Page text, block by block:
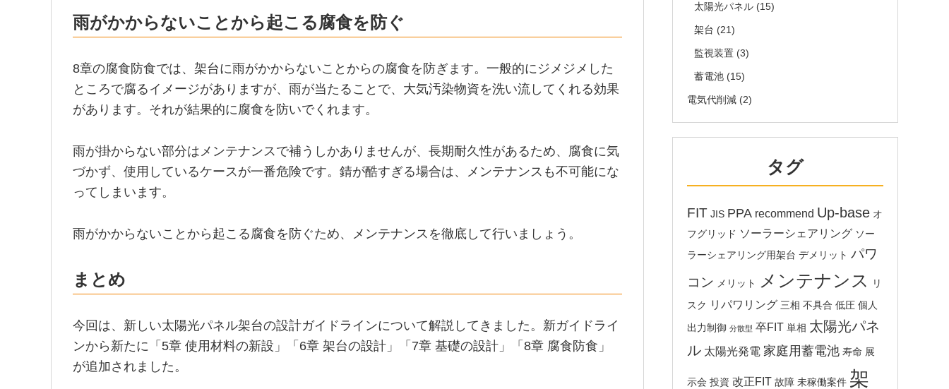
雨がかからないことから起こる腐食を防ぐ
8章の腐食防食では、架台に雨がかからないことからの腐食を防ぎます。一般的にジメジメした
ところで腐るイメージがありますが、雨が当たることで、大気汚染物資を洗い流してくれる効果
があります。それが結果的に腐食を防いでくれます。
雨が掛からない部分はメンテナンスで補うしかありませんが、長期耐久性があるため、腐食に気
づかず、使用しているケースが一番危険です。錆が酷すぎる場合は、メンテナンスも不可能にな
ってしまいます。
雨がかからないことから起こる腐食を防ぐため、メンテナンスを徹底して行いましょう。
まとめ
今回は、新しい太陽光パネル架台の設計ガイドラインについて解説してきました。新ガイドライ
ンから新たに「5章 使用材料の新設」「6章 架台の設計」「7章 基礎の設計」「8章 腐食防食」
が追加されました。
太陽光パネル (15)
架台 (21)
監視装置 (3)
蓄電池 (15)
電気代削減 (2)
タグ
FIT JIS PPA recommend Up-base オ
フグリッド ソーラーシェアリング ソー
ラーシェアリング用架台 デメリット パワ
コン メリット メンテナンス リ
スク リパワリング 三相 不具合 低圧 個人
出力制御 分散型 卒FIT 単相 太陽光パネ
ル 太陽光発電 家庭用蓄電池 寿命 展
示会 投資 改正FIT 故障 未稼働案件 架